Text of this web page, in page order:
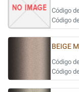
Código
Código
BEIGE
Código
Código